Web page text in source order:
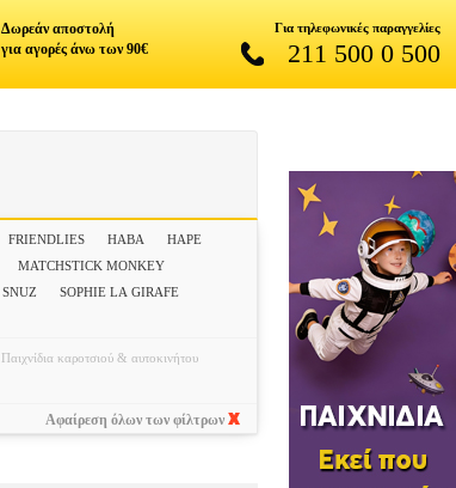
Δωρεάν αποστολή
για αγορές άνω των 90€
Για τηλεφωνικές παραγγελίες
211 500 0 500
FRIENDLIES HABA
HAPE
MATCHSTICK MONKEY
SNUZ
SOPHIE LA GIRAFE
Παιχνίδια καροτσιού & αυτοκινήτου
Αφαίρεση όλων των φίλτρων